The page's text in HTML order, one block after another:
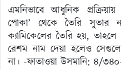
এমনিভাবে আধুনিক
পোকা’ থেকে তৈরি সুতার
ক্যামিকেলের তৈরি হয়,
রেশম নাম দেয়া হলেও সেগুলো
না। -ফাতাওয়া উসমানি: ৪/